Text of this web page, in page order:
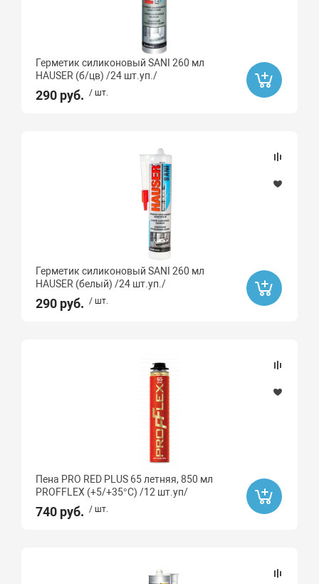
Герметик силиконовый SANI 260 мл
HAUSER (б/цв) /24 шт.уп./
290 руб. / шт.
Герметик силиконовый SANI 260 мл
HAUSER (белый) /24 шт.уп./
290 руб. / шт.
Пена PRO RED PLUS 65 летняя, 850 мл
PROFFLEX (+5/+35°С) /12 шт.уп/
740 руб. / шт.